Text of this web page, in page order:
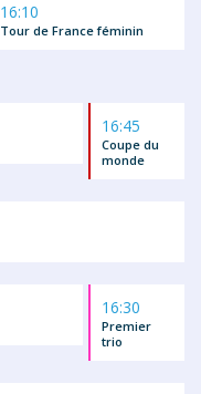
16:10
Tour de France féminin
16:45
Coupe du
monde
16:30
Premier
trio